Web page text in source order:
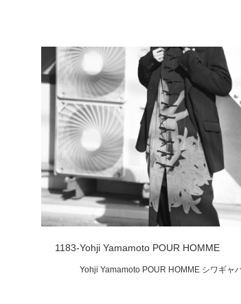
1183-Yohji Yamamoto POUR HOMME
Yohji Yamamoto POUR HOMME シワギャバ